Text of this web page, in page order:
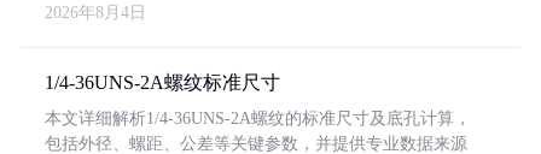
2026年8月4日
1/4-36UNS-2A螺纹标准尺寸
本文详细解析1/4-36UNS-2A螺纹的标准尺寸及底孔计算，
包括外径、螺距、公差等关键参数，并提供专业数据来源